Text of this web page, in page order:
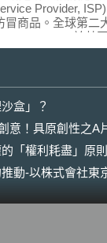
Provider,
冒商品。全球第二
Group於英
路服務提供者即
者接觸到這些商標
站。
、Piaget、
的母公司，其集團
判決為打擊仿冒品
大步，對於法院認
。 在此判決出
求網路服務提供者
盒」？
意！具原創性之A
「權利耗盡」原
動-以株式會社東